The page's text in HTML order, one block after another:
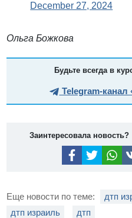
December 27, 2024
Ольга Божкова
Будьте всегда в
Telegram-
Заинтересовала
Еще новости по теме:
дтп
дтп израиль
дтп